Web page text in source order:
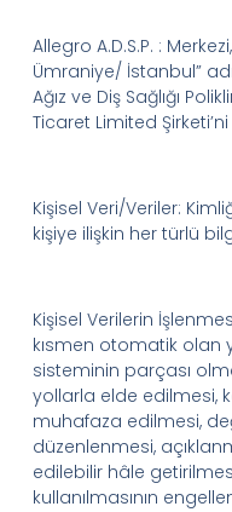
Allegro A.D.S.P. : M
Ümraniye/ İstanbul”
Ağız ve Diş Sağlığı
Ticaret Limited Şirketi’ni
Kişisel Veri/Veriler:
kişiye ilişkin her türlü
Kişisel Verilerin
kısmen otomatik olan
sisteminin parçası
yollarla elde edilmesi,
muhafaza edilmesi,
düzenlenmesi,
edilebilir hâle
kullanılmasının